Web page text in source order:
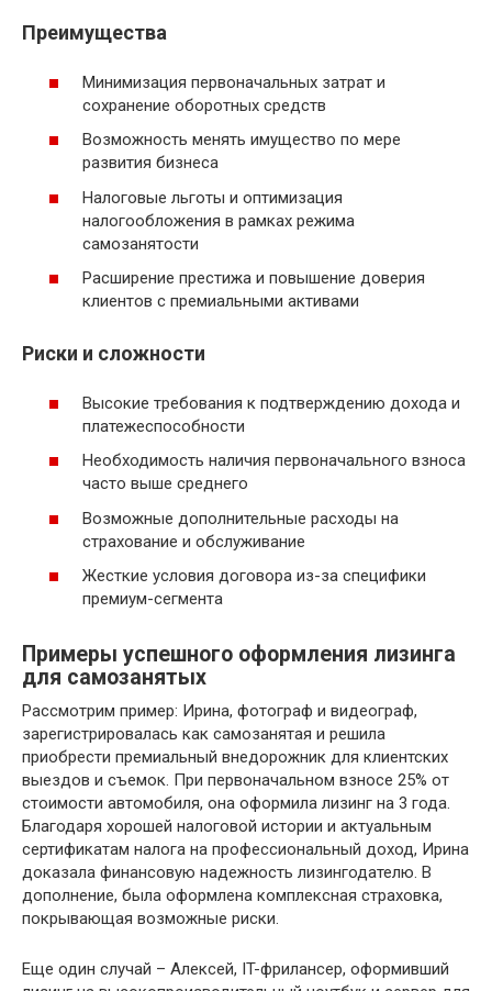
Преимущества
Минимизация первоначальных затрат и
сохранение оборотных средств
Возможность менять имущество по мере
развития бизнеса
Налоговые льготы и оптимизация
налогообложения в рамках режима
самозанятости
Расширение престижа и повышение доверия
клиентов с премиальными активами
Риски и сложности
Высокие требования к подтверждению дохода и
платежеспособности
Необходимость наличия первоначального взноса
часто выше среднего
Возможные дополнительные расходы на
страхование и обслуживание
Жесткие условия договора из-за специфики
премиум-сегмента
Примеры успешного оформления лизинга
для самозанятых
Рассмотрим пример: Ирина, фотограф и видеограф,
зарегистрировалась как самозанятая и решила
приобрести премиальный внедорожник для клиентских
выездов и съемок. При первоначальном взносе 25% от
стоимости автомобиля, она оформила лизинг на 3 года.
Благодаря хорошей налоговой истории и актуальным
сертификатам налога на профессиональный доход, Ирина
доказала финансовую надежность лизингодателю. В
дополнение, была оформлена комплексная страховка,
покрывающая возможные риски.
Еще один случай – Алексей, IT-фрилансер, оформивший